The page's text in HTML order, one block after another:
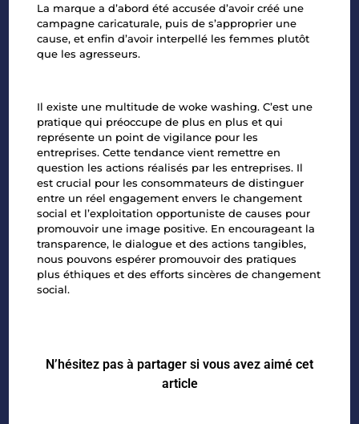
La marque a d’abord été accusée d’avoir créé une
campagne caricaturale, puis de s’approprier une
cause, et enfin d’avoir interpellé les femmes plutôt
que les agresseurs.
Il existe une multitude de woke washing. C’est une
pratique qui préoccupe de plus en plus et qui
représente un point de vigilance pour les
entreprises. Cette tendance vient remettre en
question les actions réalisés par les entreprises. Il
est crucial pour les consommateurs de distinguer
entre un réel engagement envers le changement
social et l’exploitation opportuniste de causes pour
promouvoir une image positive. En encourageant la
transparence, le dialogue et des actions tangibles,
nous pouvons espérer promouvoir des pratiques
plus éthiques et des efforts sincères de changement
social.
N’hésitez pas à partager si vous avez aimé cet
article